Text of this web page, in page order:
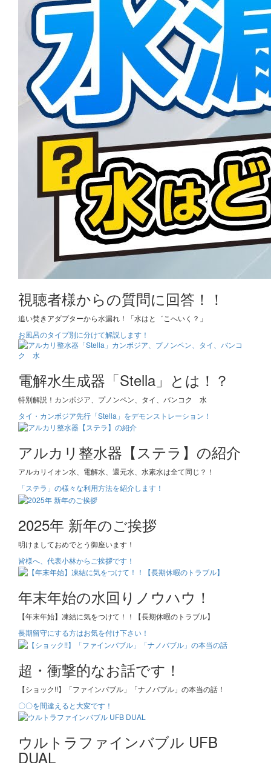
視聴者様からの質問に回答！！
追い焚きアダプターから水漏れ！「水はと゛こへいく？」
お風呂のタイプ別に分けて解説します！
電解水生成器「Stella」とは！？
特別解説！カンボジア、プノンペン、タイ、バンコク 水
タイ・カンボジア先行「Stella」をデモンストレーション！
アルカリ整水器【ステラ】の紹介
アルカリイオン水、電解水、還元水、水素水は全て同じ？！
「ステラ」の様々な利用方法を紹介します！
2025年 新年のご挨拶
明けましておめでとう御座います！
皆様へ、代表小林からご挨拶です！
年末年始の水回りノウハウ！
【年末年始】凍結に気をつけて！！【長期休暇のトラブル】
長期留守にする方はお気を付け下さい！
超・衝撃的なお話です！
【ショック!!】「ファインバブル」「ナノバブル」の本当の話！
〇〇を間違えると大変です！
ウルトラファインバブル UFB
DUAL